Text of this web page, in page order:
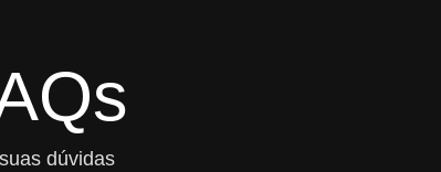
Skip to Main Content
dúvidas